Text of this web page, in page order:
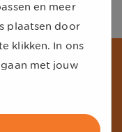
advies van onze
en meer
plaatsen door
klikken. In ons
met jouw